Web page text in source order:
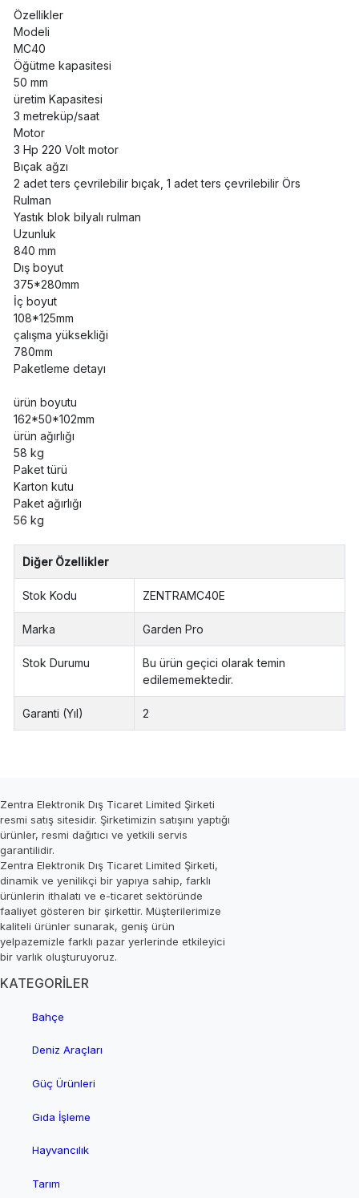
Özellikler
Modeli
MC40
Öğütme kapasitesi
50 mm
üretim Kapasitesi
3 metreküp/saat
Motor
3 Hp 220 Volt motor
Bıçak ağzı
2 adet ters çevrilebilir bıçak, 1 adet ters çevrilebilir Örs
Rulman
Yastık blok bilyalı rulman
Uzunluk
840 mm
Dış boyut
375*280mm
İç boyut
108*125mm
çalışma yüksekliği
780mm
Paketleme detayı
ürün boyutu
162*50*102mm
ürün ağırlığı
58 kg
Paket türü
Karton kutu
Paket ağırlığı
56 kg
Diğer Özellikler
Stok Kodu ZENTRAMC40E
Marka Garden Pro
Stok Durumu
Bu ürün geçici olarak temin
edilememektedir.
Garanti (Yıl) 2
Zentra Elektronik Dış Ticaret Limited Şirketi
resmi satış sitesidir. Şirketimizin satışını yaptığı
ürünler, resmi dağıtıcı ve yetkili servis
garantilidir.
Zentra Elektronik Dış Ticaret Limited Şirketi,
dinamik ve yenilikçi bir yapıya sahip, farklı
ürünlerin ithalatı ve e-ticaret sektöründe
faaliyet gösteren bir şirkettir. Müşterilerimize
kaliteli ürünler sunarak, geniş ürün
yelpazemizle farklı pazar yerlerinde etkileyici
bir varlık oluşturuyoruz.
KATEGORİLER
Bahçe
Deniz Araçları
Güç Ürünleri
Gıda İşleme
Hayvancılık
Tarım